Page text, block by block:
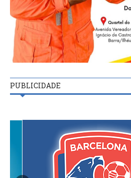
PUBLICIDADE